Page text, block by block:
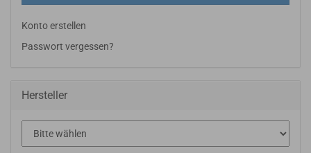
Konto erstellen
Passwort vergessen?
Hersteller